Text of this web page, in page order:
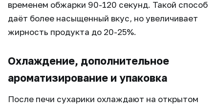
временем обжарки 90-120 секунд. Такой способ
даёт более насыщенный вкус, но увеличивает
жирность продукта до 20-25%.
Охлаждение, дополнительное
ароматизирование и упаковка
После печи сухарики охлаждают на открытом